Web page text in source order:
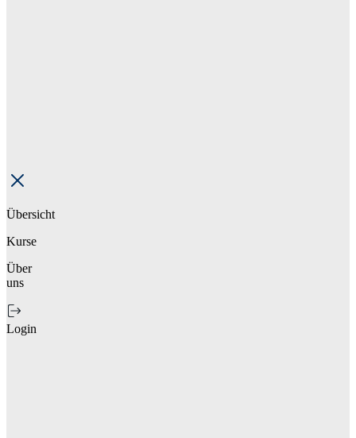
Übersicht
Kurse
Über
uns
Login